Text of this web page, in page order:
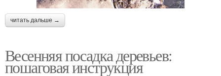
читать дальше →
Весенняя посадка деревьев:
пошаговая инструкция